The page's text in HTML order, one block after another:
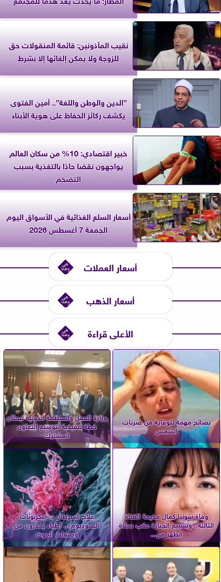
نقيب المأذونين: قائمة المنقولات حق
للزوجة ولا يمكن إلغائها إلا بشرط
”الدين والوطن واللغة”.. أمين الفتوى
يكشف ركائز الحفاظ على هوية الأبناء
خبير اقتصادي: 10% من سكان العالم
يواجهون نقصًا حادًا بالتغذية بسبب
التضخم
أسعار السلع الغذائية في الأسواق اليوم
الجمعة 7 أغسطس 2026
أسعار العملات
أسعار الذهب
الأعلى قراءة
نصائح مهمة للوقاية من ضربات
الشمس
وزارة العمل والمنظمة الدولية تبحثان
خطة تنفيذية لتوسيع التعاون
المشترك
وفاة سونيا كمال مذيعة القناة
الثالثة.. وتشييع الجنازة عقب صلاة
الظهر من...
علاج السرطان بـ «بيكربونات
الصوديوم».. أطباء يُحذّرون من
وصفات الموت